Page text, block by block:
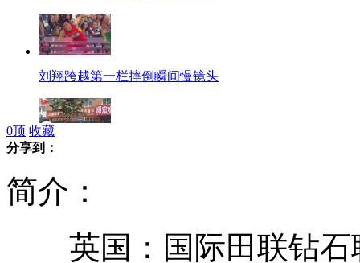
刘翔跨越第一栏摔倒瞬间慢镜头
日东电公布地震后紧急电视会议视频
0顶 收藏
分享到：
简介：
英国：国际田联钻石